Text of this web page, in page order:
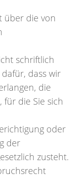
über die von
schriftlich
dass wir
die
für die Sie sich
oder
der
zusteht.